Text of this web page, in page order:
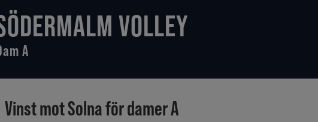
VOLLEY
A
Vinst mot Solna för damer A